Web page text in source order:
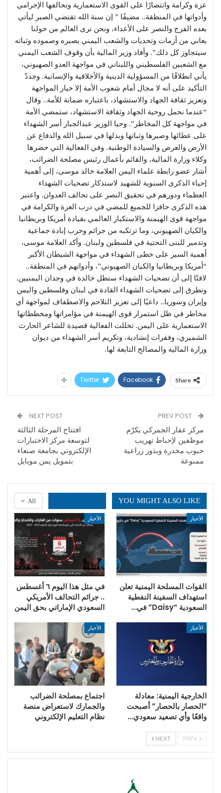
عزة وكرامة وانتصارًا على القوى الاستعمارية وتحالفها الإجرامي
وأدواتها في المنطقة.. مضيفًا ” إن سنة الله تقتضي الصبر ليأتي
بعده الفرج والنصر على الأعداء، ونحن نرى العالم من حولنا
يعاني من أزمات وتحديات والشعب اليمني بصبره وصموده وثباته
سيتجاوز كل ذلك”. وأفاد وزير المالية بأن وقوف الشعب اليمني
مع الشعبين الفلسطيني واللبناني في مواجهة العدو الصهيوني،
يأتي انطلاقًا من المسؤولية الدينية والأخلاقية والإنسانية. وجددّ
التأكيد على أنه لا مجال أمام شعوب الأمة إلا خيار المواجهة
وتعزيز ثقافة الجهاد والاستشهاد، باعتباره ضمانة للأمة.. وقال
“عندما نحمل روحية الجهاد وثقافة الاستشهاد، ستمضي الأمة
في مواجهة كل المخاطر”. وحيا الوزير عبدالجبار أسر الشهداء
على عطائها وصبرها وثباتها وبذلها في سبيل الله والدفاع عن
الأرض والعرض والسيادة الوطنية. وفي الفعالية التي حضرها
وكلاء وزارة المالية، والقائم بأعمال رئيس مصلحة الضرائب،
أشار عضو رابطة علماء اليمن العلامة خالد موسى، إلى أهمية
إحياء الذكرى السنوية للشهيد لاستذكار تضحيات الشهداء
العظماء ودورهم في تحقيق النصر على تحالف العدوان. واعتبر
هذه الذكرى حافزا للجميع للمضي في درب العزة والكرامة في
مواجهة قوى الهيمنة والاستكبار العالمي بقيادة أمريكا وبريطانيا
والكيان الصهيوني، وما ترتكبه من جرائم وحرب إبادة جماعية
وتدمير للبنى التحتية في فلسطين ولبنان. وأكد العلامة موسى،
أهمية السير على خطى الشهداء في مواجهة الشيطان الأكبر
“أمريكا وبريطانيا والكيان الصهيوني”، وأدواتهم في المنطقة..
لافتًا إلى أن تضحيات الشهداء ستظل خالدة في وجدان اليمنيين.
وتطرق إلى تضحيات الشهداء القادة في لبنان وفلسطين واليمن
وإيران وسوريا.. داعيًا إلى تعزيز التلاحم والاصطفاف لمواجهة أي
مخاطر في ظل استمرار قوى الهيمنة في مؤامراتها ومخططاتها
الاستعمارية على اليمن. تخللت الفعالية قصيدة للشاعر الحارث
الشميري، وفقرات إنشادية، وتكريم أسر الشهداء من ديوان
وزارة المالية والمصالح التابعة لها.
Share
Facebook
Twitter
مركز عفار الجمركي يكرّم
موظفين لإحباط تهريب
حبوب مخدرة وبذور زراعية
ممنوعة
NEXT POST
افتتاح المرحلة الثالثة
لتوسعة مركز الاختبارات
الإلكتروني بجامعة صنعاء
بتمويل يمن موبايل
All YOU MIGHT ALSO LIKE
الأخبار
القوات المسلحة اليمنية تعلن
استهداف السفينة النفطية
السعودية “Daisy” في…
الأخبار
في مثل هذا اليوم ٦ أغسطس
.. جرائم التحالف الأمريكي
السعودي الإماراتي بحق اليمن
الأخبار
الخارجية اليمنية: معادلة
“الحصار بالحصار” أصبحت
واقعًا وأي تصعيد سعودي…
الأخبار
اجتماع بمصلحة الضرائب
والجمارك لاستعراض منصة
نظام التعليم الإلكتروني
NEXT